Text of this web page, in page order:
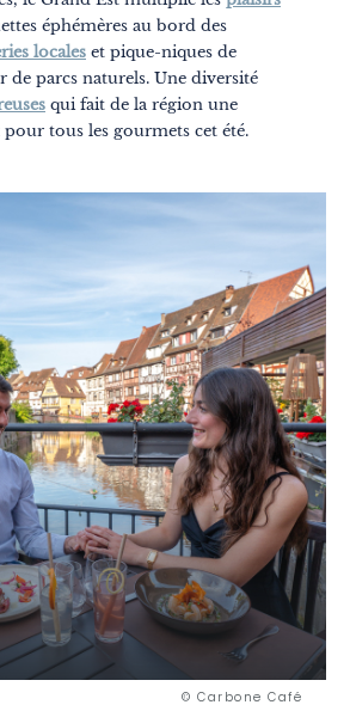
éphémères au bord des
locales et pique-niques de
parcs naturels. Une diversité
qui fait de la région une
tous les gourmets cet été.
© Carbone Café